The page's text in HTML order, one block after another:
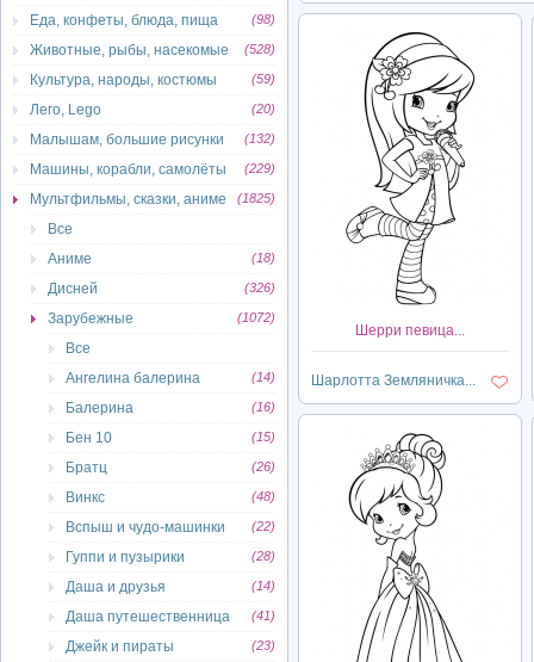
Еда, конфеты, блюда, пища (98)
Животные, рыбы, насекомые (528)
Культура, народы, костюмы (59)
Лего, Lego (20)
Малышам, большие рисунки (132)
Машины, корабли, самолёты (229)
Мультфильмы, сказки, аниме (1825)
Все
Аниме
(18)
Дисней (326)
Зарубежные (1072)
Все
Ангелина балерина
(14)
Балерина (16)
Бен 10 (15)
Братц (26)
Винкс (48)
Вспыш и чудо-машинки (22)
Гуппи и пузырики (28)
Даша и друзья (14)
Даша путешественница (41)
Джейк и пираты (23)
Шерри певица...
Шарлотта Земляничка...